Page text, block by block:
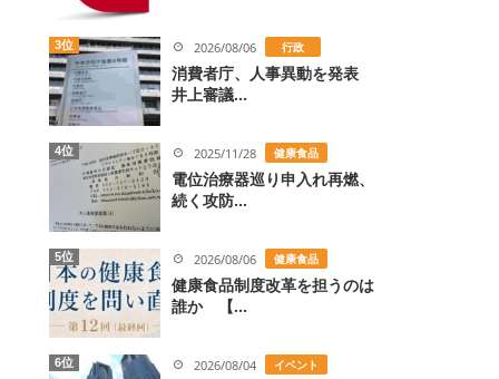
3位 2026/08/06 行政
消費者庁、人事異動を発表
井上審議...
4位 2025/11/28 健康食品
電位治療器巡り申入れ再燃、
続く攻防...
5位 2026/08/06 健康食品
健康食品制度改革を担うのは
誰か 【...
6位 2026/08/04 イベント